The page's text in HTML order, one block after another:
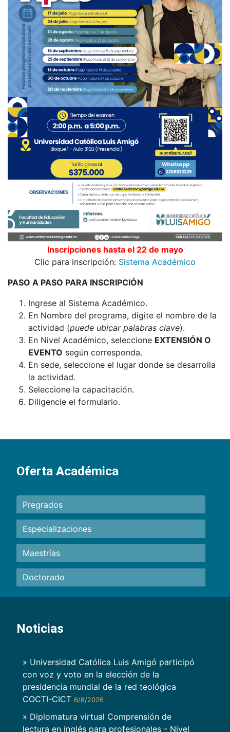
Inscripciones hasta el 22 de mayo
Clic para inscripción: Sistema Académico
PASO A PASO PARA INSCRIPCIÓN
Ingrese al Sistema Académico.
En Nombre del programa, digite el nombre de la
actividad (puede ubicar palabras clave).
En Nivel Académico, seleccione EXTENSIÓN O
EVENTO según corresponda.
En sede, seleccione el lugar donde se desarrolla
la actividad.
Seleccione la capacitación.
Diligencie el formulario.
Oferta Académica
Pregrados
Especializaciones
Maestrías
Doctorado
Noticias
» Universidad Católica Luis Amigó participó
con voz y voto en la elección de la
presidencia mundial de la red teológica
COCTI-CICT 6/8/2026
» Diplomatura virtual Comprensión de
lectura en inglés para profesionales - Nivel